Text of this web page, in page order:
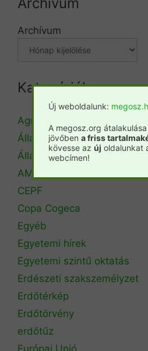
Archívum
Kategóriák
Agrárminisztérium
Állásbörze
Álláshirdetés
AM Erdőrendezési Főosztály
CEPF
Copa Cogeca
Egyéb
Egyetemi hírek
Egyetemi szintű oktatás
Erdészeti szakszemélyzet
Erdőtérkép
Erdőtörvény
erdőtűz
Európai Unió
Új weboldalunk:
A megosz.org
jövőben a friss
kövesse az új oldalunkat
webcímen!